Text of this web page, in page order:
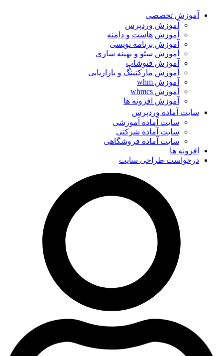
آموزش تخصصی
آموزش وردپرس
آموزش هاست و دامنه
آموزش برنامه نویسی
آموزش سئو و بهینه سازی
آموزش فتوشاپ
آموزش مارکتینگ و بازاریابی
آموزش whm
آموزش whmcs
آموزش افزونه ها
سایت آماده وردپرس
سایت آماده آموزشی
سایت آماده شرکتی
سایت آماده فروشگاهی
افزونه ها
درخواست طراحی سایت